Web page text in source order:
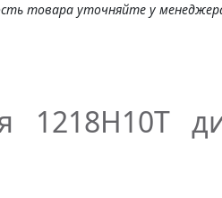
товара уточняйте у
1218Н10Т